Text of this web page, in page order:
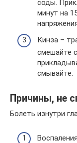
соды.
минут на
Кинза –
смешайте
смывайте.
Причины, не
Болеть изнутри